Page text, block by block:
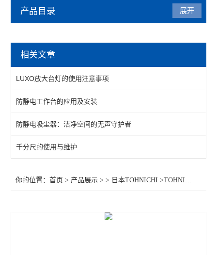
产品目录 展开
相关文章
LUXO放大台灯的使用注意事项
防静电工作台的应用及安装
防静电吸尘器：洁净空间的无声守护者
千分尺的使用与维护
你的位置：首页 > 产品展示 > > 日本TOHNICHI >TOHNICHI扭力螺丝刀STC50CN2-G,东日扭力螺丝刀STC50CN2-G，STC50CN2